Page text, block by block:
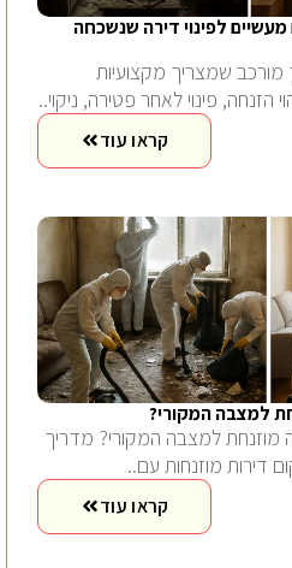
לפינוי דירה שנשכחה
מורכב שמצריך מקצועיות
הזנחה, פינוי לאחר פטירה, ניקוי..
קראו עוד
למצבה המקורי?
מוזנחת למצבה המקורי? מדריך
דירות מוזנחות עם..
קראו עוד